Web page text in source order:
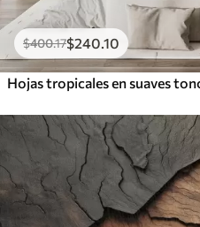
$400.17$240 .10